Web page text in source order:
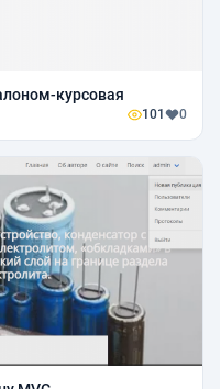
курсовая
101 0